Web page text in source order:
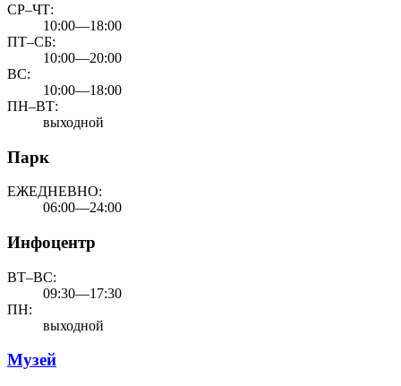
СР–ЧТ:
10:00—18:00
ПТ–СБ:
10:00—20:00
ВС:
10:00—18:00
ПН–ВТ:
выходной
Парк
ЕЖЕДНЕВНО:
06:00—24:00
Инфоцентр
ВТ–ВС:
09:30—17:30
ПН:
выходной
Музей